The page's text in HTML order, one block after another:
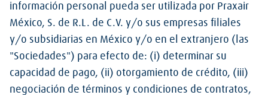
información personal pueda ser utilizada por Praxair
México, S. de R.L. de C.V. y/o sus empresas filiales
y/o subsidiarias en México y/o en el extranjero (las
"Sociedades") para efecto de: (i) determinar su
capacidad de pago, (ii) otorgamiento de crédito, (iii)
negociación de términos y condiciones de contratos,